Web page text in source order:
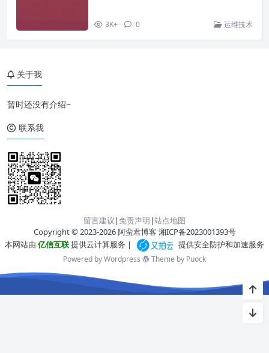
3K+ 0 运维技术
关于我
暂时还没有介绍~
联系我
留言建议 |免责声明 |站点地图
Copyright © 2023-2026 阿蛮君博客 湘ICP备2023001393号
本网站由 亿信互联提供云计算服务 | 提供安全防护和加速服务
Powered by Wordpress Theme by Puock